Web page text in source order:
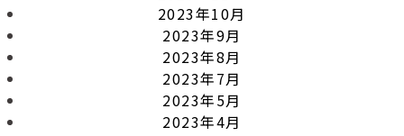
2023年10月
2023年9月
2023年8月
2023年7月
2023年5月
2023年4月